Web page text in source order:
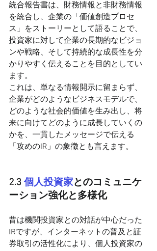
統合報告書は、財務情報と非財務情報
を統合し、企業の「価値創造プロセ
ス」をストーリーとして語ることで、
投資家に対して企業の長期的なビジョ
ンや戦略、そして持続的な成長性を分
かりやすく伝えることを目的としてい
ます。
これは、単なる情報開示に留まらず、
企業がどのようなビジネスモデルで、
どのような社会的価値を生み出し、将
来に向けてどのように成長していくの
かを、一貫したメッセージで伝える
「攻めのIR」の象徴とも言えます。
2.3 個人投資家とのコミュニケ
ーション強化と多様化
昔は機関投資家との対話が中心だった
IRですが、インターネットの普及と証
券取引の活性化により、個人投資家の